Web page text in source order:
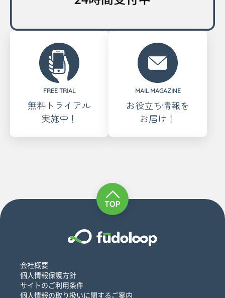
FREE TRIAL
無料トライアル
実施中！
MAIL MAGAZINE
お役立ち情報を
お届け！
会社概要
個人情報保護方針
サイトのご利用条件
個人情報の取り扱いに関するご案内